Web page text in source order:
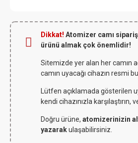
Dikkat! Atomizer camı
ürünü almak çok önemlidir!
Sitemizde yer alan her camın
camın uyacağı cihazın resmi
Lütfen açıklamada gösterilen
kendi cihazınızla karşılaştırın,
Doğru ürüne, atomizerinizin
yazarakulaşabilirsiniz.